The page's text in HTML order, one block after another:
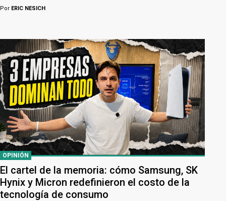
Por ERIC NESICH
OPINIÓN
El cartel de la memoria: cómo Samsung, SK
Hynix y Micron redefinieron el costo de la
tecnología de consumo